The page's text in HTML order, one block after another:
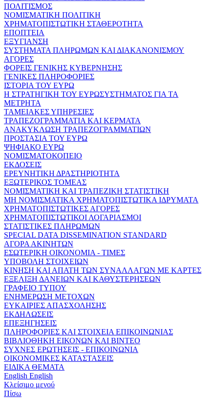
ΠΟΛΙΤΙΣΜΟΣ
ΝΟΜΙΣΜΑΤΙΚΗ ΠΟΛΙΤΙΚΗ
ΧΡΗΜΑΤΟΠΙΣΤΩΤΙΚΗ ΣΤΑΘΕΡΟΤΗΤΑ
ΕΠΟΠΤΕΙΑ
ΕΞΥΓΙΑΝΣΗ
ΣΥΣΤΗΜΑΤΑ ΠΛΗΡΩΜΩΝ ΚΑΙ ΔΙΑΚΑΝΟΝΙΣΜΟΥ
ΑΓΟΡΕΣ
ΦΟΡΕΙΣ ΓΕΝΙΚΗΣ ΚΥΒΕΡΝΗΣΗΣ
ΓΕΝΙΚΕΣ ΠΛΗΡΟΦΟΡΙΕΣ
ΙΣΤΟΡΙΑ ΤΟΥ ΕΥΡΩ
Η ΣΤΡΑΤΗΓΙΚΗ ΤΟΥ ΕΥΡΩΣΥΣΤΗΜΑΤΟΣ ΓΙΑ ΤΑ
ΜΕΤΡΗΤΑ
ΤΑΜΕΙΑΚΕΣ ΥΠΗΡΕΣΙΕΣ
ΤΡΑΠΕΖΟΓΡΑΜΜΑΤΙΑ ΚΑΙ ΚΕΡΜΑΤΑ
ΑΝΑΚΥΚΛΩΣΗ ΤΡΑΠΕΖΟΓΡΑΜΜΑΤΙΩΝ
ΠΡΟΣΤΑΣΙΑ ΤΟΥ ΕΥΡΩ
ΨΗΦΙΑΚΟ ΕΥΡΩ
ΝΟΜΙΣΜΑΤΟΚΟΠΕΙΟ
ΕΚΔΟΣΕΙΣ
ΕΡΕΥΝΗΤΙΚΗ ΔΡΑΣΤΗΡΙΟΤΗΤΑ
ΕΞΩΤΕΡΙΚΟΣ ΤΟΜΕΑΣ
ΝΟΜΙΣΜΑΤΙΚΗ ΚΑΙ ΤΡΑΠΕΖΙΚΗ ΣΤΑΤΙΣΤΙΚΗ
ΜΗ ΝΟΜΙΣΜΑΤΙΚΑ ΧΡΗΜΑΤΟΠΙΣΤΩΤΙΚΑ ΙΔΡΥΜΑΤΑ
ΧΡΗΜΑΤΟΠΙΣΤΩΤΙΚΕΣ ΑΓΟΡΕΣ
ΧΡΗΜΑΤΟΠΙΣΤΩΤΙΚΟΙ ΛΟΓΑΡΙΑΣΜΟΙ
ΣΤΑΤΙΣΤΙΚΕΣ ΠΛΗΡΩΜΩΝ
SPECIAL DATA DISSEMINATION STANDARD
ΑΓΟΡΑ ΑΚΙΝΗΤΩΝ
ΕΣΩΤΕΡΙΚΗ ΟΙΚΟΝΟΜΙΑ - ΤΙΜΕΣ
ΥΠΟΒΟΛΗ ΣΤΟΙΧΕΙΩΝ
ΚΙΝΗΣΗ ΚΑΙ ΑΠΑΤΗ ΤΩΝ ΣΥΝΑΛΛΑΓΩΝ ΜΕ ΚΑΡΤΕΣ
ΕΞΕΛΙΞΗ ΔΑΝΕΙΩΝ ΚΑΙ ΚΑΘΥΣΤΕΡΗΣΕΩΝ
ΓΡΑΦΕΙΟ ΤΥΠΟΥ
ΕΝΗΜΕΡΩΣΗ ΜΕΤΟΧΩΝ
ΕΥΚΑΙΡΙΕΣ ΑΠΑΣΧΟΛΗΣΗΣ
ΕΚΔΗΛΩΣΕΙΣ
ΕΠΕΞΗΓΗΣΕΙΣ
ΠΛΗΡΟΦΟΡΙΕΣ ΚΑΙ ΣΤΟΙΧΕΙΑ ΕΠΙΚΟΙΝΩΝΙΑΣ
ΒΙΒΛΙΟΘΗΚΗ ΕΙΚΟΝΩΝ ΚΑΙ ΒΙΝΤΕΟ
ΣΥΧΝΕΣ ΕΡΩΤΗΣΕΙΣ - ΕΠΙΚΟΙΝΩΝΙΑ
ΟΙΚΟΝΟΜΙΚΕΣ ΚΑΤΑΣΤΑΣΕΙΣ
ΕΙΔΙΚΑ ΘΕΜΑΤΑ
English English
Κλείσιμο μενού
Πίσω